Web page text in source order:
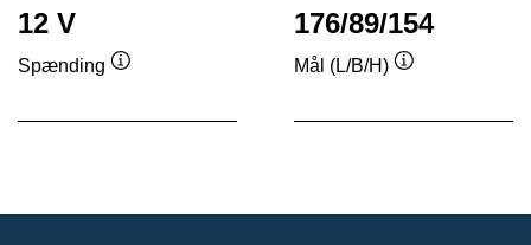
12 V
Spænding
176/89/154
Mål (L/B/H)